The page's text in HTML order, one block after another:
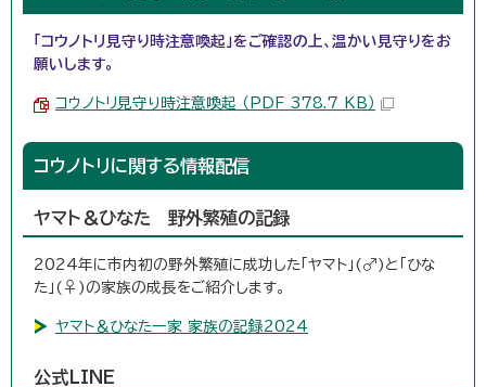
「コウノトリ見守り時注意喚起」をご確認の上、温かい見守りをお
願いします。
コウノトリ見守り時注意喚起 （PDF 378.7 KB）
コウノトリに関する情報配信
ヤマト＆ひなた 野外繁殖の記録
2024年に市内初の野外繁殖に成功した「ヤマト」(♂)と「ひな
た」(♀)の家族の成長をご紹介します。
ヤマト＆ひなた一家 家族の記録2024
公式LINE